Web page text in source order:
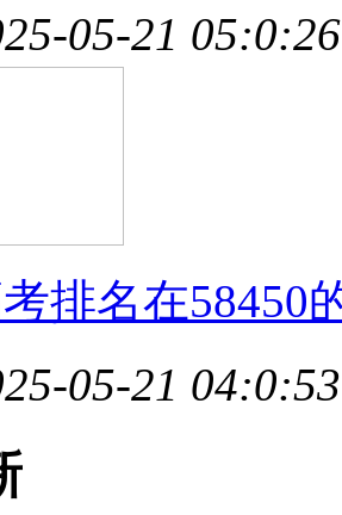
05-21 05:0:26
排名在58450
05-21 04:0:53